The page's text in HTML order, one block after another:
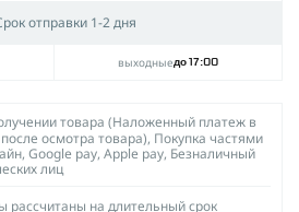
отправки 1-2 дня
выходныедо 17:00
товара (Наложенный платеж в
осмотра товара), Покупка частями
Google pay, Apple pay, Безналичный
лиц
рассчитаны на длительный срок